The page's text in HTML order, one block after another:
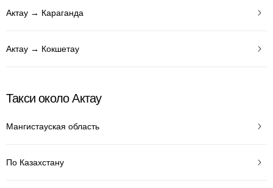
Актау → Караганда
Актау → Кокшетау
Такси около Актау
Мангистауская область
По Казахстану